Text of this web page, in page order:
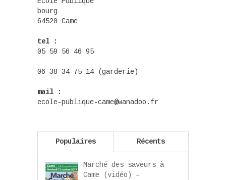
bourg
64520 Came
tel :
05 59 56 46 95
06 38 34 75 14 (garderie)
mail :
ecole-publique-came@wanadoo.fr
Populaires Récents
Marché des saveurs à
Came (vidéo) –